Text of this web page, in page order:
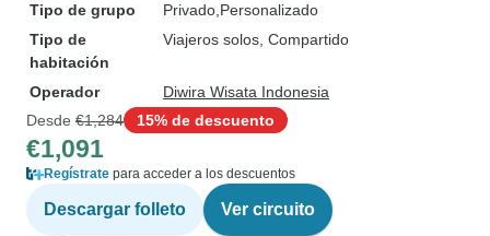
Tipo de grupo Privado Personalizado
Tipo de
habitación
Viajeros solos, Compartido
Operador
Diwira Wisata Indonesia
Desde €1,284 15% de descuento
€1,091
Regístrate para acceder a los descuentos
Descargar folleto Ver circuito